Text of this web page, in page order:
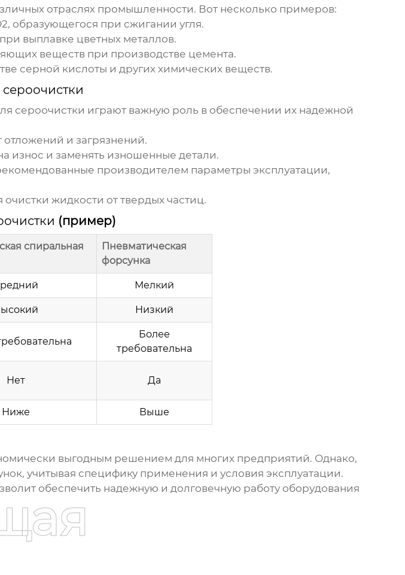
отраслях промышленности. Вот несколько примеров:
образующегося при сжигании угля.
выплавке цветных металлов.
веществ при производстве цемента.
серной кислоты и других химических веществ.
сероочистки играют важную роль в обеспечении их надежной
и загрязнений.
износ и заменять изношенные детали.
производителем параметры эксплуатации,
жидкости от твердых частиц.
(пример)
спиральная
Пневматическая
форсунка
Мелкий
Низкий
Более
требовательна
Нет Да
Ниже Выше
выгодным решением для многих предприятий. Однако,
учитывая специфику применения и условия эксплуатации.
обеспечить надежную и долговечную работу оборудования